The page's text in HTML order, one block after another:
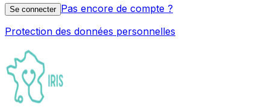
Se connecter Pas encore de compte ?
Protection des données personnelles